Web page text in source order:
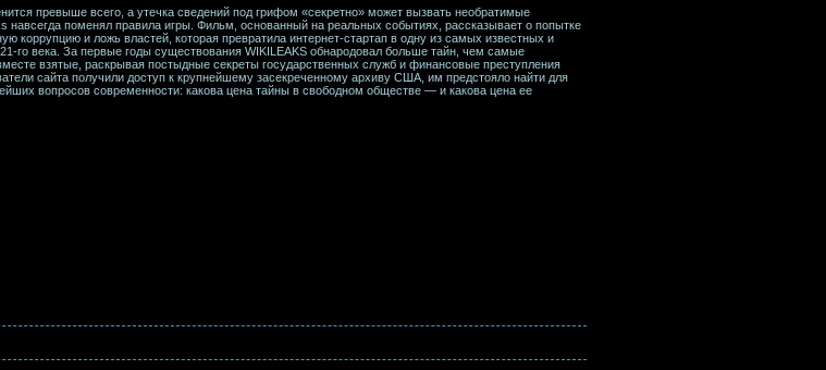
превыше всего, а утечка сведений под грифом «секретно» может вызвать необратимые
навсегда поменял правила игры. Фильм, основанный на реальных событиях, рассказывает о попытке
коррупцию и ложь властей, которая превратила интернет-стартап в одну из самых известных и
го века. За первые годы существования WIKILEAKS обнародовал больше тайн, чем самые
взятые, раскрывая постыдные секреты государственных служб и финансовые преступления
сайта получили доступ к крупнейшему засекреченному архиву США, им предстояло найти для
вопросов современности: какова цена тайны в свободном обществе — и какова цена ее